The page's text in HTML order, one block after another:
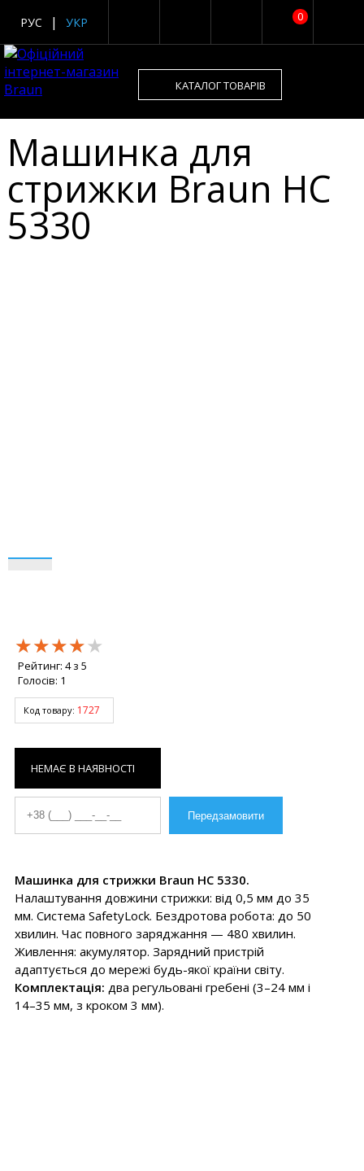
0
РУС УКР
КАТАЛОГ ТОВАРІВ
Машинка для
стрижки Braun HC
5330
★★★★★
★★★★★
★★★★★
Рейтинг: 4з 5
Голосів: 1
Код товару: 1727
НЕМАЄ В НАЯВНОСТІ
Машинка для стрижки Braun HC 5330.
Налаштування довжини стрижки: від 0,5 мм до 35
мм. Система SafetyLock. Бездротова робота: до 50
хвилин. Час повного заряджання — 480 хвилин.
Живлення: акумулятор. Зарядний пристрій
адаптується до мережі будь-якої країни світу.
Комплектація: два регульовані гребені (3–24 мм і
14–35 мм, з кроком 3 мм).